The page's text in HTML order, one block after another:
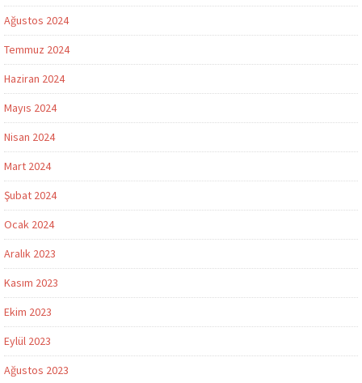
Ağustos 2024
Temmuz 2024
Haziran 2024
Mayıs 2024
Nisan 2024
Mart 2024
Şubat 2024
Ocak 2024
Aralık 2023
Kasım 2023
Ekim 2023
Eylül 2023
Ağustos 2023